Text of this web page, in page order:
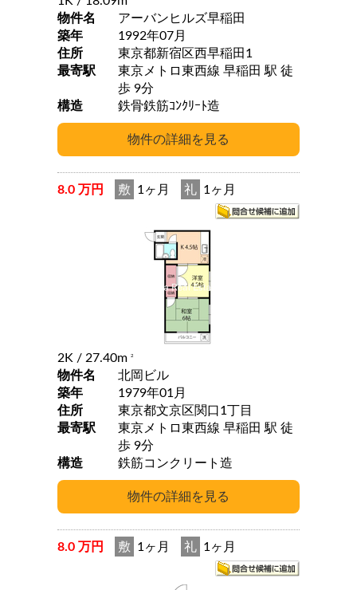
物件名
アーバンヒルズ早稲田
築年
1992年07月
住所
東京都新宿区西早稲田1
最寄駅
東京メトロ東西線 早稲田 駅 徒
歩 9分
構造
鉄骨鉄筋ｺﾝｸﾘｰﾄ造
8.0 万円 敷 1ヶ月 礼 1ヶ月
2K / 27.40m 2
物件名
北岡ビル
築年
1979年01月
住所
東京都文京区関口1丁目
最寄駅
東京メトロ東西線 早稲田 駅 徒
歩 9分
構造
鉄筋コンクリート造
8.0 万円 敷 1ヶ月 礼 1ヶ月